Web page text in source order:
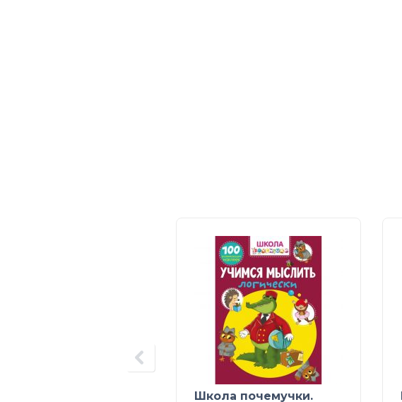
Школа почемучки.